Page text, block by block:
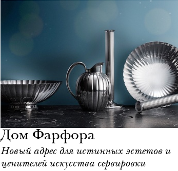
Дом Фарфора
Новый адрес для истинных эстетов и
ценителей искусства сервировки